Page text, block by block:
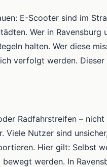
E-Scooter sind im
Wer in
halten. Wer diese
verfolgt werden.
Radfahrstreifen –
Viele Nutzer sind
Hier gilt: Selbst
werden. In